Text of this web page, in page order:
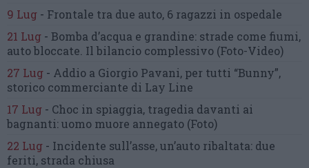
9 Lug - Frontale tra due auto, 6 ragazzi in ospedale
21 Lug - Bomba d’acqua e grandine: strade come fiumi,
auto bloccate. Il bilancio complessivo (Foto-Video)
27 Lug - Addio a Giorgio Pavani, per tutti “Bunny”,
storico commerciante di Lay Line
17 Lug - Choc in spiaggia, tragedia davanti ai
bagnanti:uomo muore annegato (Foto)
22 Lug - Incidente sull’asse, un’auto ribaltata: due
feriti, strada chiusa